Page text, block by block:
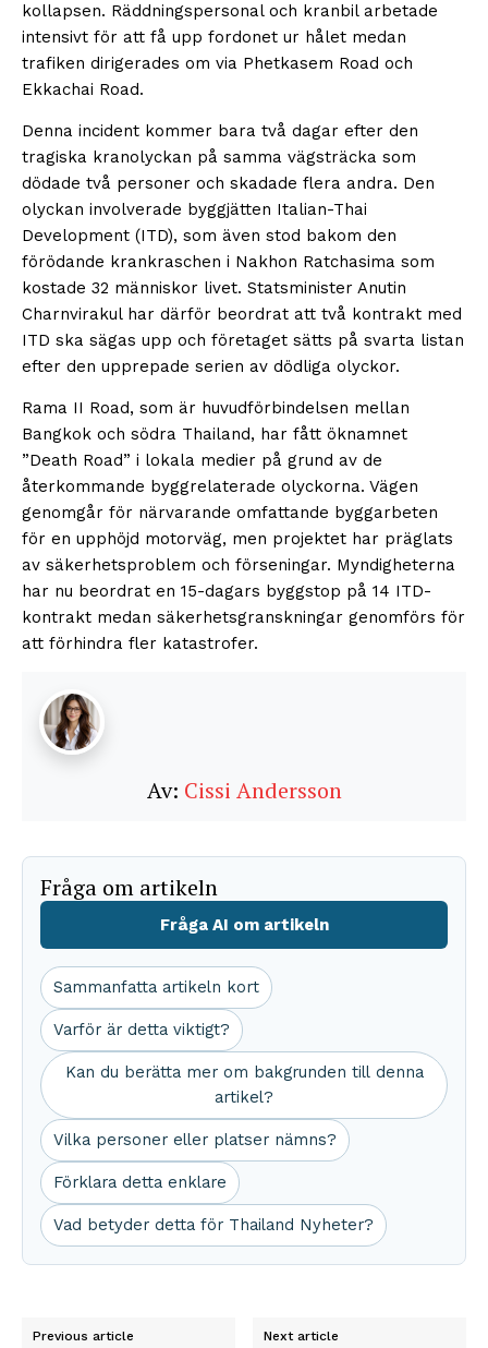
kollapsen. Räddningspersonal och kranbil arbetade
intensivt för att få upp fordonet ur hålet medan
trafiken dirigerades om via Phetkasem Road och
Ekkachai Road.
Denna incident kommer bara två dagar efter den
tragiska kranolyckan på samma vägsträcka som
dödade två personer och skadade flera andra. Den
olyckan involverade byggjätten Italian-Thai
Development (ITD), som även stod bakom den
förödande krankraschen i Nakhon Ratchasima som
kostade 32 människor livet. Statsminister Anutin
Charnvirakul har därför beordrat att två kontrakt med
ITD ska sägas upp och företaget sätts på svarta listan
efter den upprepade serien av dödliga olyckor.
Rama II Road, som är huvudförbindelsen mellan
Bangkok och södra Thailand, har fått öknamnet
”Death Road” i lokala medier på grund av de
återkommande byggrelaterade olyckorna. Vägen
genomgår för närvarande omfattande byggarbeten
för en upphöjd motorväg, men projektet har präglats
av säkerhetsproblem och förseningar. Myndigheterna
har nu beordrat en 15-dagars byggstop på 14 ITD-
kontrakt medan säkerhetsgranskningar genomförs för
att förhindra fler katastrofer.
Av: Cissi Andersson
Fråga om artikeln
Fråga AI om artikeln
Sammanfatta artikeln kort
Varför är detta viktigt?
Kan du berätta mer om bakgrunden till denna
artikel?
Vilka personer eller platser nämns?
Förklara detta enklare
Vad betyder detta för Thailand Nyheter?
Previous article Next article